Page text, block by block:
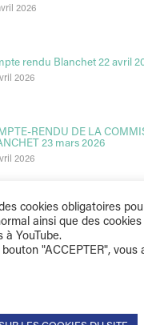
2026
rendu Blanchet 22 avril
2026
RENDU DE LA
23 mars 2026
2026
cookies obligatoires
ainsi que des
à YouTube.
"ACCEPTER", vous